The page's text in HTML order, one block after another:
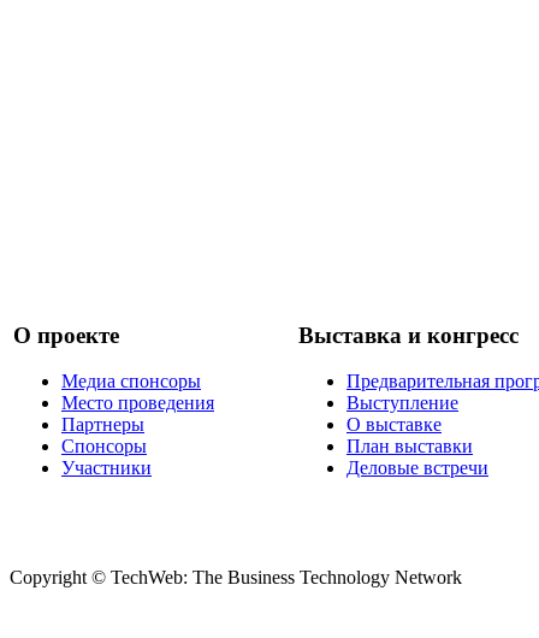
О проекте
Медиа спонсоры
Место проведения
Партнеры
Спонсоры
Участники
Выставка и конгресс
Предварительная
Выступление
О выставке
План выставки
Деловые встречи
Copyright © TechWeb: The Business Technology Network